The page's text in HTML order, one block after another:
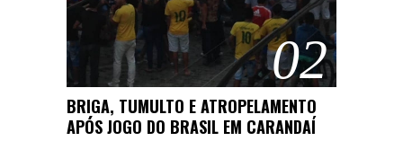
02
BRIGA, TUMULTO E ATROPELAMENTO
APÓS JOGO DO BRASIL EM CARANDAÍ